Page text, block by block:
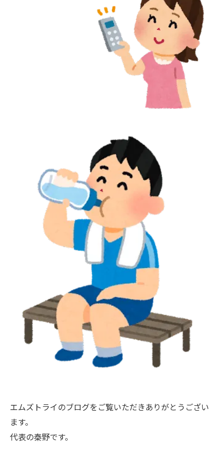
エムズトライのブログをご覧いただきありがとうござい
ます。
代表の秦野です。